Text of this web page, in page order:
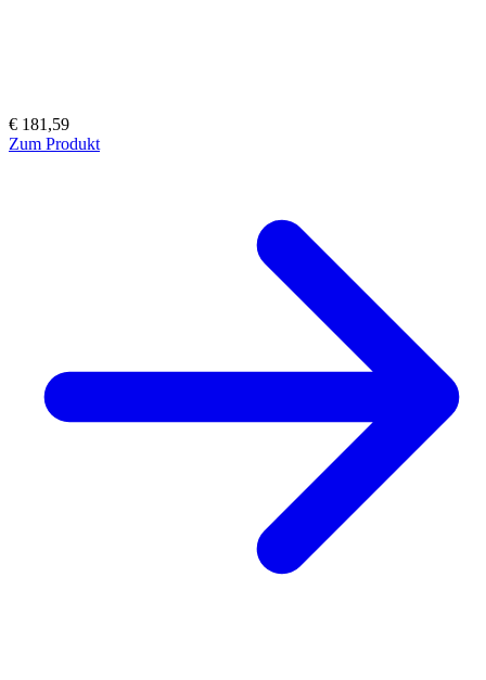
€ 181,59
Zum Produkt